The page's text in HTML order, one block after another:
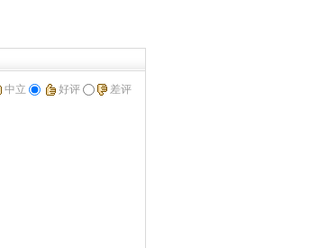
中立 好评 差评